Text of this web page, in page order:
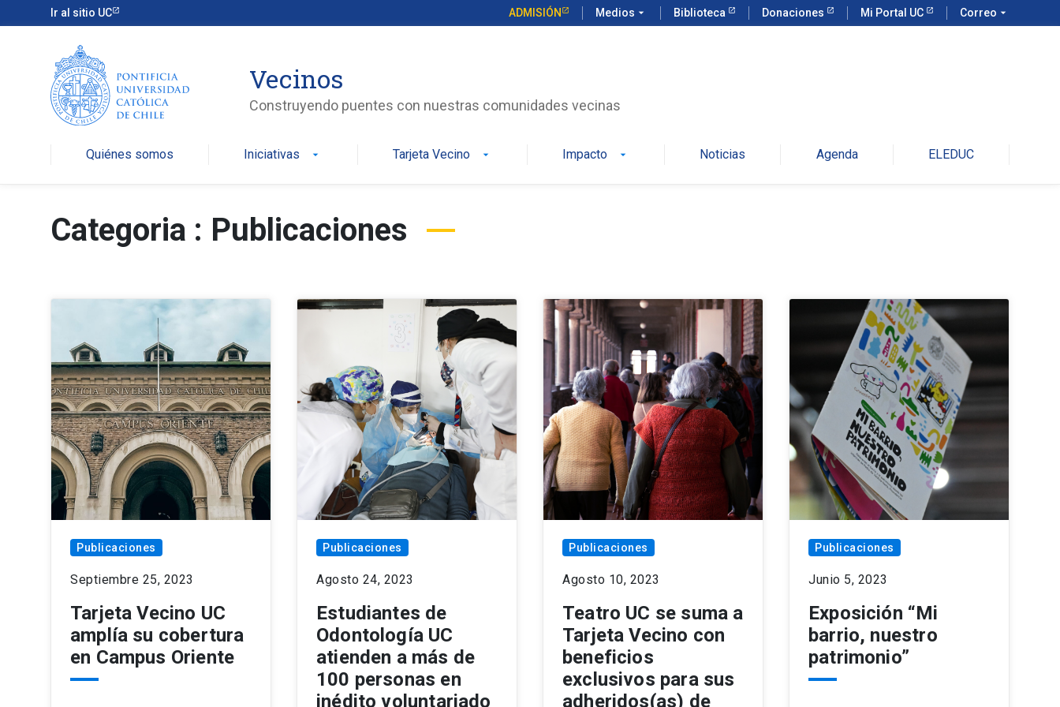
Ir al sitio UC ADMISIÓN Medios arrow_drop_down Biblioteca Donaciones Mi Portal UC Correo arrow_drop_down
Vecinos
Construyendo puentes con nuestras comunidades vecinas
Quiénes somos Iniciativas arrow_drop_down Tarjeta Vecino arrow_drop_down Impacto arrow_drop_down Noticias Agenda ELEDUC
Categoria : Publicaciones
Publicaciones
Septiembre 25, 2023
Tarjeta Vecino UC
amplía su cobertura
en Campus Oriente
Publicaciones
Agosto 24, 2023
Estudiantes de
Odontología UC
atienden a más de
100 personas en
inédito voluntariado
Publicaciones
Agosto 10, 2023
Teatro UC se suma a
Tarjeta Vecino con
beneficios
exclusivos para sus
adheridos(as) de
Publicaciones
Junio 5, 2023
Exposición “Mi
barrio, nuestro
patrimonio”